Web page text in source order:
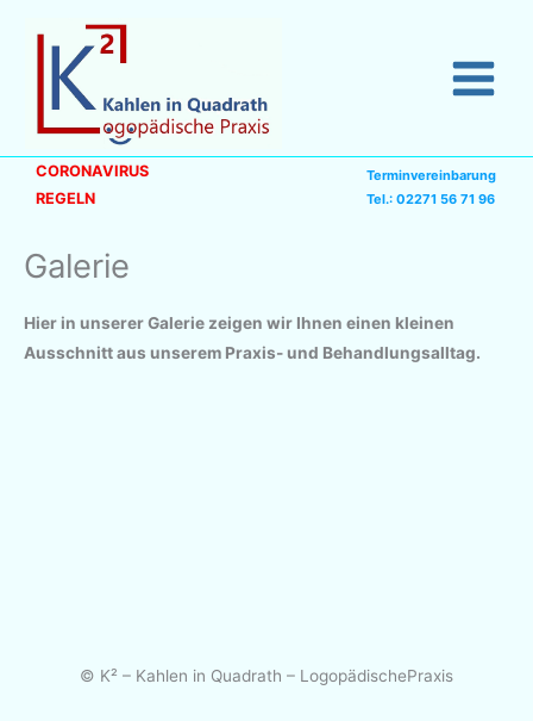
springen
CORONAVIRUS
REGELN
Terminvereinbarung
Tel.: 02271 56 71 96
Galerie
Hier in unserer Galerie zeigen wir Ihnen einen kleinen
Ausschnitt aus unserem Praxis- und Behandlungsalltag.
© K² – Kahlen in Quadrath – LogopädischePraxis